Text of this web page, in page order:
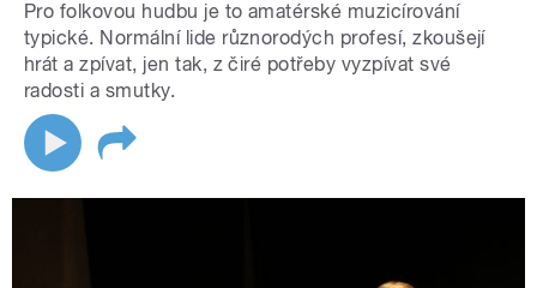
Pro folkovou hudbu je to amatérské muzicírování
typické. Normální lide různorodých profesí, zkoušejí
hrát a zpívat, jen tak, z čiré potřeby vyzpívat své
radosti a smutky.